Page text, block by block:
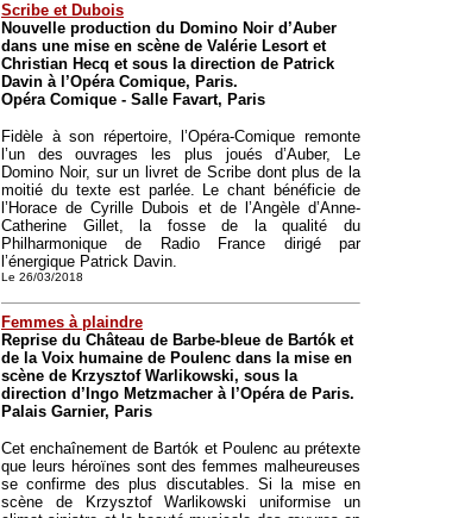
Scribe et Dubois
Nouvelle production du Domino Noir d’Auber
dans une mise en scène de Valérie Lesort et
Christian Hecq et sous la direction de Patrick
Davin à l’Opéra Comique, Paris.
Opéra Comique - Salle Favart, Paris
Fidèle à son répertoire, l’Opéra-Comique remonte
l’un des ouvrages les plus joués d’Auber, Le
Domino Noir, sur un livret de Scribe dont plus de la
moitié du texte est parlée. Le chant bénéficie de
l’Horace de Cyrille Dubois et de l’Angèle d’Anne-
Catherine Gillet, la fosse de la qualité du
Philharmonique de Radio France dirigé par
l’énergique Patrick Davin.
Le 26/03/2018
Femmes à plaindre
Reprise du Château de Barbe-bleue de Bartók et
de la Voix humaine de Poulenc dans la mise en
scène de Krzysztof Warlikowski, sous la
direction d’Ingo Metzmacher à l’Opéra de Paris.
Palais Garnier, Paris
Cet enchaînement de Bartók et Poulenc au prétexte
que leurs héroïnes sont des femmes malheureuses
se confirme des plus discutables. Si la mise en
scène de Krzysztof Warlikowski uniformise un